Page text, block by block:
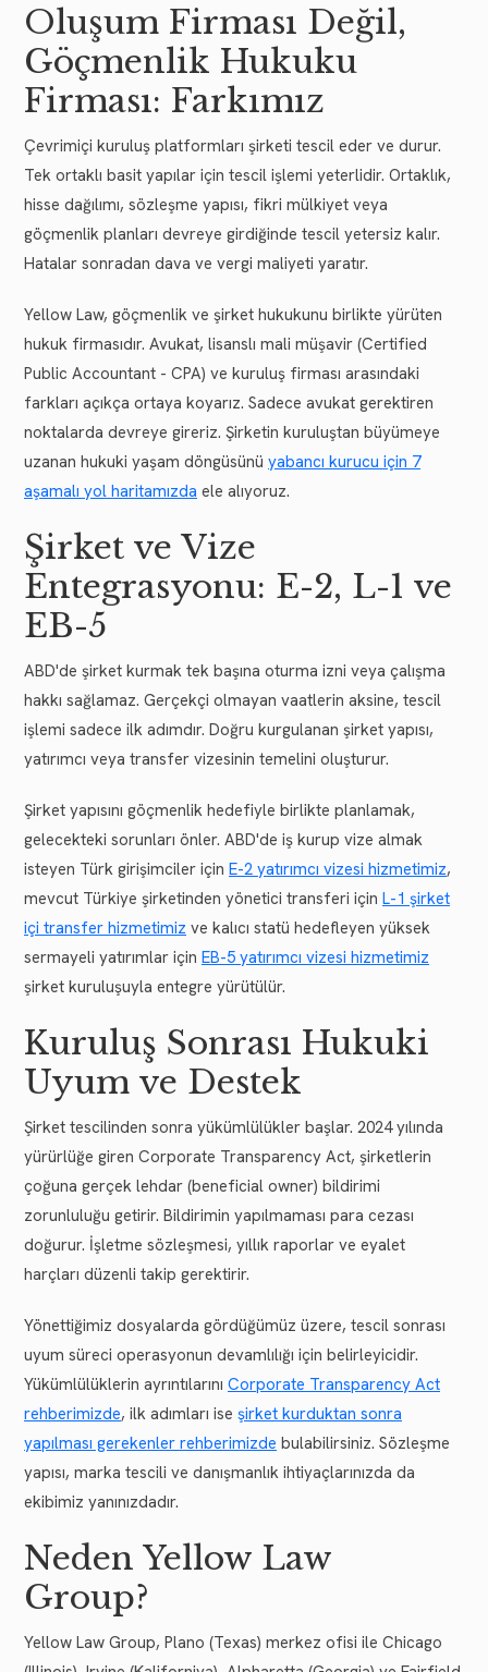
Oluşum Firması Değil,
Göçmenlik Hukuku
Firması: Farkımız
Çevrimiçi kuruluş platformları şirketi tescil eder ve durur.
Tek ortaklı basit yapılar için tescil işlemi yeterlidir. Ortaklık,
hisse dağılımı, sözleşme yapısı, fikri mülkiyet veya
göçmenlik planları devreye girdiğinde tescil yetersiz kalır.
Hatalar sonradan dava ve vergi maliyeti yaratır.
Yellow Law, göçmenlik ve şirket hukukunu birlikte yürüten
hukuk firmasıdır. Avukat, lisanslı mali müşavir (Certified
Public Accountant - CPA) ve kuruluş firması arasındaki
farkları açıkça ortaya koyarız. Sadece avukat gerektiren
noktalarda devreye gireriz. Şirketin kuruluştan büyümeye
uzanan hukuki yaşam döngüsünü yabancı kurucu için 7
aşamalı yol haritamızda ele alıyoruz.
Şirket ve Vize
Entegrasyonu: E-2, L-1 ve
EB-5
ABD'de şirket kurmak tek başına oturma izni veya çalışma
hakkı sağlamaz. Gerçekçi olmayan vaatlerin aksine, tescil
işlemi sadece ilk adımdır. Doğru kurgulanan şirket yapısı,
yatırımcı veya transfer vizesinin temelini oluşturur.
Şirket yapısını göçmenlik hedefiyle birlikte planlamak,
gelecekteki sorunları önler. ABD'de iş kurup vize almak
isteyen Türk girişimciler için E-2 yatırımcı vizesi hizmetimiz,
mevcut Türkiye şirketinden yönetici transferi için L-1 şirket
içi transfer hizmetimiz ve kalıcı statü hedefleyen yüksek
sermayeli yatırımlar için EB-5 yatırımcı vizesi hizmetimiz
şirket kuruluşuyla entegre yürütülür.
Kuruluş Sonrası Hukuki
Uyum ve Destek
Şirket tescilinden sonra yükümlülükler başlar. 2024 yılında
yürürlüğe giren Corporate Transparency Act, şirketlerin
çoğuna gerçek lehdar (beneficial owner) bildirimi
zorunluluğu getirir. Bildirimin yapılmaması para cezası
doğurur. İşletme sözleşmesi, yıllık raporlar ve eyalet
harçları düzenli takip gerektirir.
Yönettiğimiz dosyalarda gördüğümüz üzere, tescil sonrası
uyum süreci operasyonun devamlılığı için belirleyicidir.
Yükümlülüklerin ayrıntılarını Corporate Transparency Act
rehberimizde, ilk adımları ise şirket kurduktan sonra
yapılması gerekenler rehberimizde bulabilirsiniz. Sözleşme
yapısı, marka tescili ve danışmanlık ihtiyaçlarınızda da
ekibimiz yanınızdadır.
Neden Yellow Law
Group?
Yellow Law Group, Plano (Texas) merkez ofisi ile Chicago